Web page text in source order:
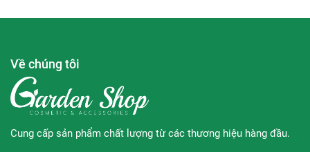
42090 (Fd&c Blue No. 1).
Thành phần có thể thay đổi theo quyết định của nhà sản
xuất nên để biết danh sách các thành phần hoàn chỉnh có
trong sản phẩm thì bạn vui lòng tham khảo chi tiết trên
bao bì sản phẩm giúp Garden Shop nhé!
Về chúng tôi
Cung cấp sản phẩm chất lượng từ các thương hiệu hàng đầu.